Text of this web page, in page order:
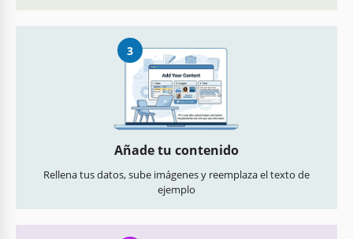
3
Añade tu contenido
Rellena tus datos, sube imágenes y reemplaza el texto de
ejemplo